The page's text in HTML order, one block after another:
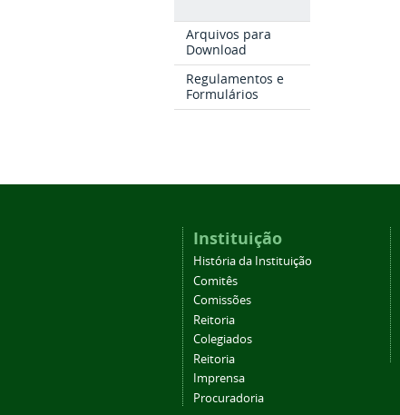
Arquivos para
Download
Regulamentos e
Formulários
Instituição
História da Instituição
Comitês
Comissões
Reitoria
Colegiados
Reitoria
Imprensa
Procuradoria